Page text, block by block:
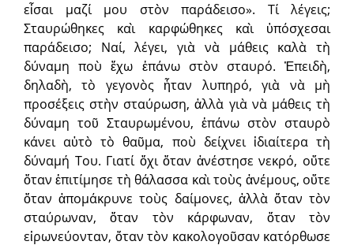
εἶσαι μαζί μου στὸν παράδεισο». Τί λέγεις;
Σταυρώθηκες καὶ καρφώθηκες καὶ ὑπόσχεσαι
παράδεισο; Ναί, λέγει, γιὰ νὰ μάθεις καλὰ τὴ
δύναμη ποὺ ἔχω ἐπάνω στὸν σταυρό. Ἐπειδὴ,
δηλαδὴ, τὸ γεγονὸς ἦταν λυπηρό, γιὰ νὰ μὴ
προσέξεις στὴν σταύρωση, ἀλλὰ γιὰ νὰ μάθεις τὴ
δύναμη τοῦ Σταυρωμένου, ἐπάνω στὸν σταυρὸ
κάνει αὐτὸ τὸ θαῦμα, ποὺ δείχνει ἰδιαίτερα τὴ
δύναμή Του. Γιατί ὄχι ὅταν ἀνέστησε νεκρό, οὔτε
ὅταν ἐπιτίμησε τὴ θάλασσα καὶ τοὺς ἀνέμους, οὔτε
ὅταν ἀπομάκρυνε τοὺς δαίμονες, ἀλλὰ ὅταν τὸν
σταύρωναν, ὅταν τὸν κάρφωναν, ὅταν τὸν
εἰρωνεύονταν, ὅταν τὸν κακολογοῦσαν κατόρθωσε